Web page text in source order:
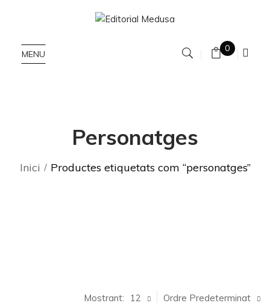
MENU
0
Personatges
Inici Productes etiquetats com “personatges”
Ordre Predeterminat
Mostrant: 12